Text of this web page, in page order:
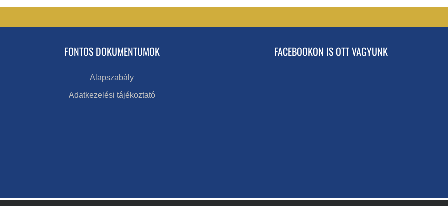
FONTOS DOKUMENTUMOK
Alapszabály
Adatkezelési tájékoztató
FACEBOOKON IS OTT VAGYUNK